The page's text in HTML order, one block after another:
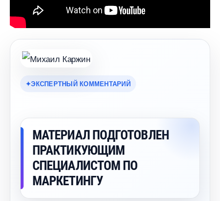
ЭКСПЕРТНЫЙ КОММЕНТАРИЙ
МАТЕРИАЛ ПОДГОТОВЛЕН
ПРАКТИКУЮЩИМ
СПЕЦИАЛИСТОМ ПО
МАРКЕТИНГУ